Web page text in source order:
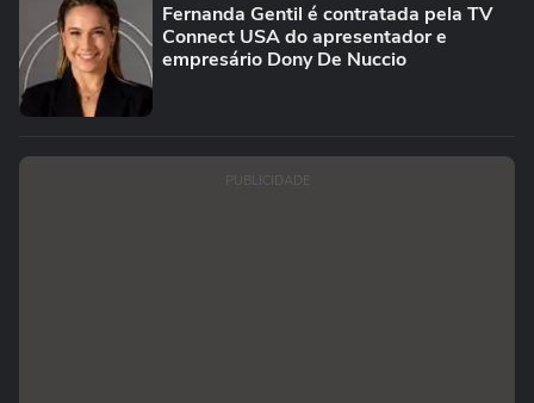
Fernanda Gentil é contratada pela TV
Connect USA do apresentador e
empresário Dony De Nuccio
PUBLICIDADE